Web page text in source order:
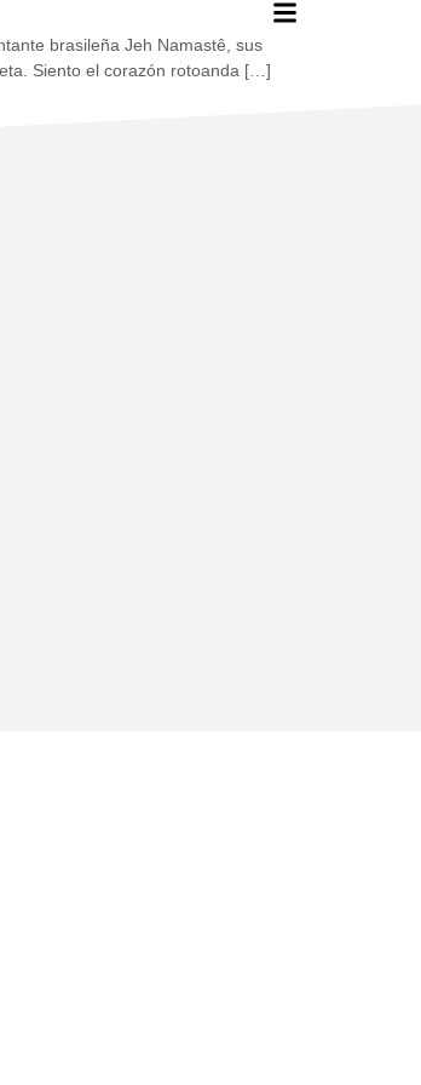
brasileña Jeh Namastê, sus
Siento el corazón rotoanda […]